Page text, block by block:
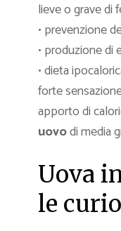
lieve o grave di
• prevenzione
• produzione di
• dieta
forte
apporto di
uovodi media
Uova
le